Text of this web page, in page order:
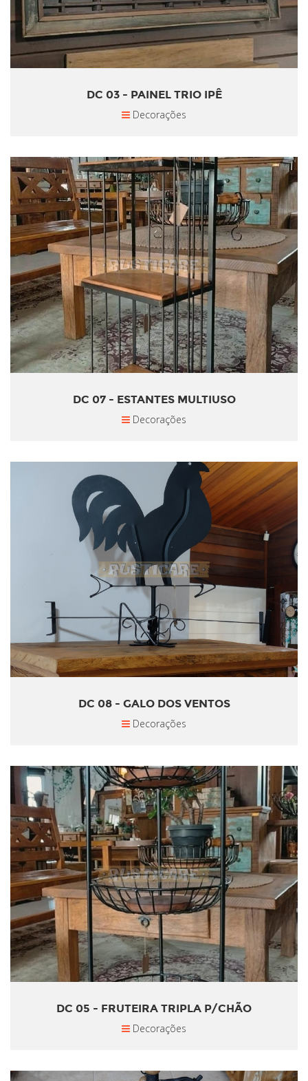
DC 03 - PAINEL TRIO IPÊ
Decorações
DC 07 - ESTANTES MULTIUSO
Decorações
DC 08 - GALO DOS VENTOS
Decorações
DC 05 - FRUTEIRA TRIPLA P/CHÃO
Decorações